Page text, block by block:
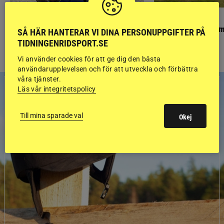
Ponnypappan: Kärlek från första gnägget Finaldag med
SÅ HÄR HANTERAR VI DINA PERSONUPPGIFTER PÅ
TIDNINGENRIDSPORT.SE
Vi använder cookies för att ge dig den bästa
användarupplevelsen och för att utveckla och förbättra
våra tjänster.
Läs vår integritetspolicy
Till mina sparade val Okej